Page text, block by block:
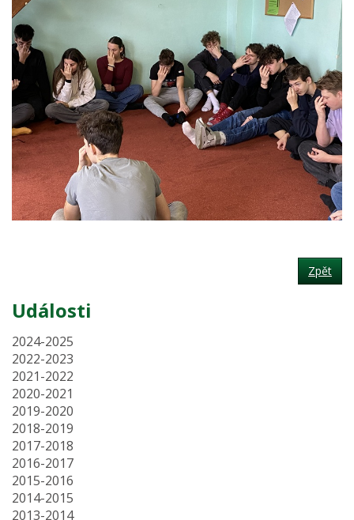
Zpět
Události
2024-2025
2022-2023
2021-2022
2020-2021
2019-2020
2018-2019
2017-2018
2016-2017
2015-2016
2014-2015
2013-2014